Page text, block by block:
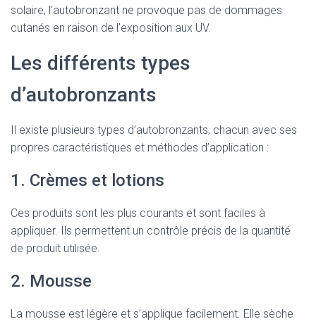
solaire, l’autobronzant ne provoque pas de dommages
cutanés en raison de l’exposition aux UV.
Les différents types
d’autobronzants
Il existe plusieurs types d’autobronzants, chacun avec ses
propres caractéristiques et méthodes d’application :
1. Crèmes et lotions
Ces produits sont les plus courants et sont faciles à
appliquer. Ils permettent un contrôle précis de la quantité
de produit utilisée.
2. Mousse
La mousse est légère et s’applique facilement. Elle sèche